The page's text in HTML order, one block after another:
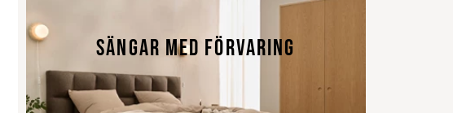
SÄNGAR MED FÖRVARING